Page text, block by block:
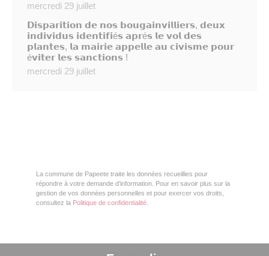
mercredi 29 juillet
𝗗𝗶𝘀𝗽𝗮𝗿𝗶𝘁𝗶𝗼𝗻 𝗱𝗲 𝗻𝗼𝘀 𝗯𝗼𝘂𝗴𝗮𝗶𝗻𝘃𝗶𝗹𝗹𝗶𝗲𝗿𝘀, 𝗱𝗲𝘂𝘅
𝗶𝗻𝗱𝗶𝘃𝗶𝗱𝘂𝘀 𝗶𝗱𝗲𝗻𝘁𝗶𝗳𝗶é𝘀 𝗮𝗽𝗿é𝘀 𝗹𝗲 𝘃𝗼𝗹 𝗱𝗲𝘀
𝗽𝗹𝗮𝗻𝘁𝗲𝘀, 𝗹𝗮 𝗺𝗮𝗶𝗿𝗶𝗲 𝗮𝗽𝗽𝗲𝗹𝗹𝗲 𝗮𝘂 𝗰𝗶𝘃𝗶𝘀𝗺𝗲 𝗽𝗼𝘂𝗿
é𝘃𝗶𝘁𝗲𝗿 𝗹𝗲𝘀 𝘀𝗮𝗻𝗰𝘁𝗶𝗼𝗻𝘀 !
mercredi 29 juillet
La commune de Papeete traite les données recueillies pour
répondre à votre demande d’information. Pour en savoir plus sur la
gestion de vos données personnelles et pour exercer vos droits,
consultez la Politique de confidentialité